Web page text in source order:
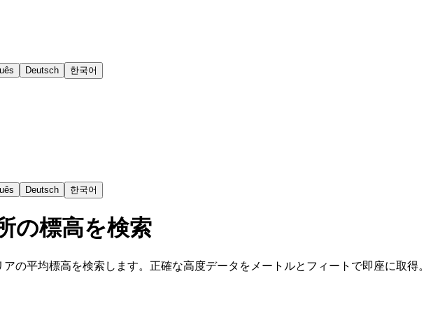
Deutsch 한국어
Deutsch 한국어
の標高を検索
の平均標高を検索します。正確な高度データをメートルとフィートで即座に取得